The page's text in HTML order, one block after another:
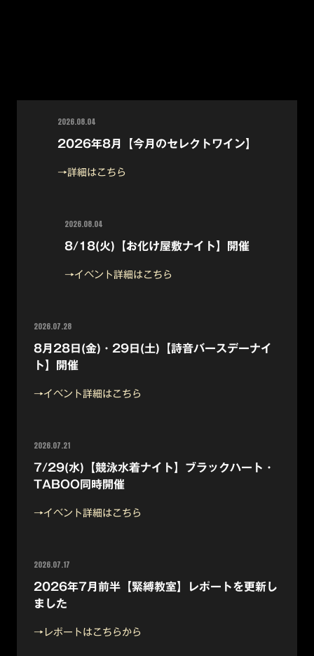
2026.08.04
2026年8月【今月のセレクトワイン】
→詳細はこちら
2026.08.04
8/18(火)【お化け屋敷ナイト】開催
→イベント詳細はこちら
2026.07.28
8月28日(金)・29日(土)【詩音バースデーナイ
ト】開催
→イベント詳細はこちら
2026.07.21
7/29(水)【競泳水着ナイト】ブラックハート・
TABOO同時開催
→イベント詳細はこちら
2026.07.17
2026年7月前半【緊縛教室】レポートを更新し
ました
→レポートはこちらから